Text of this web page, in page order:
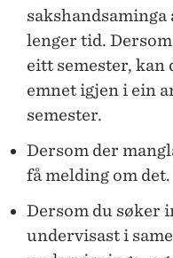
sakshandsaminga
lenger tid.
eitt semester, kan
emnet igjen i ein
semester.
Dersom der
få melding om det.
Dersom du søker
undervisast i